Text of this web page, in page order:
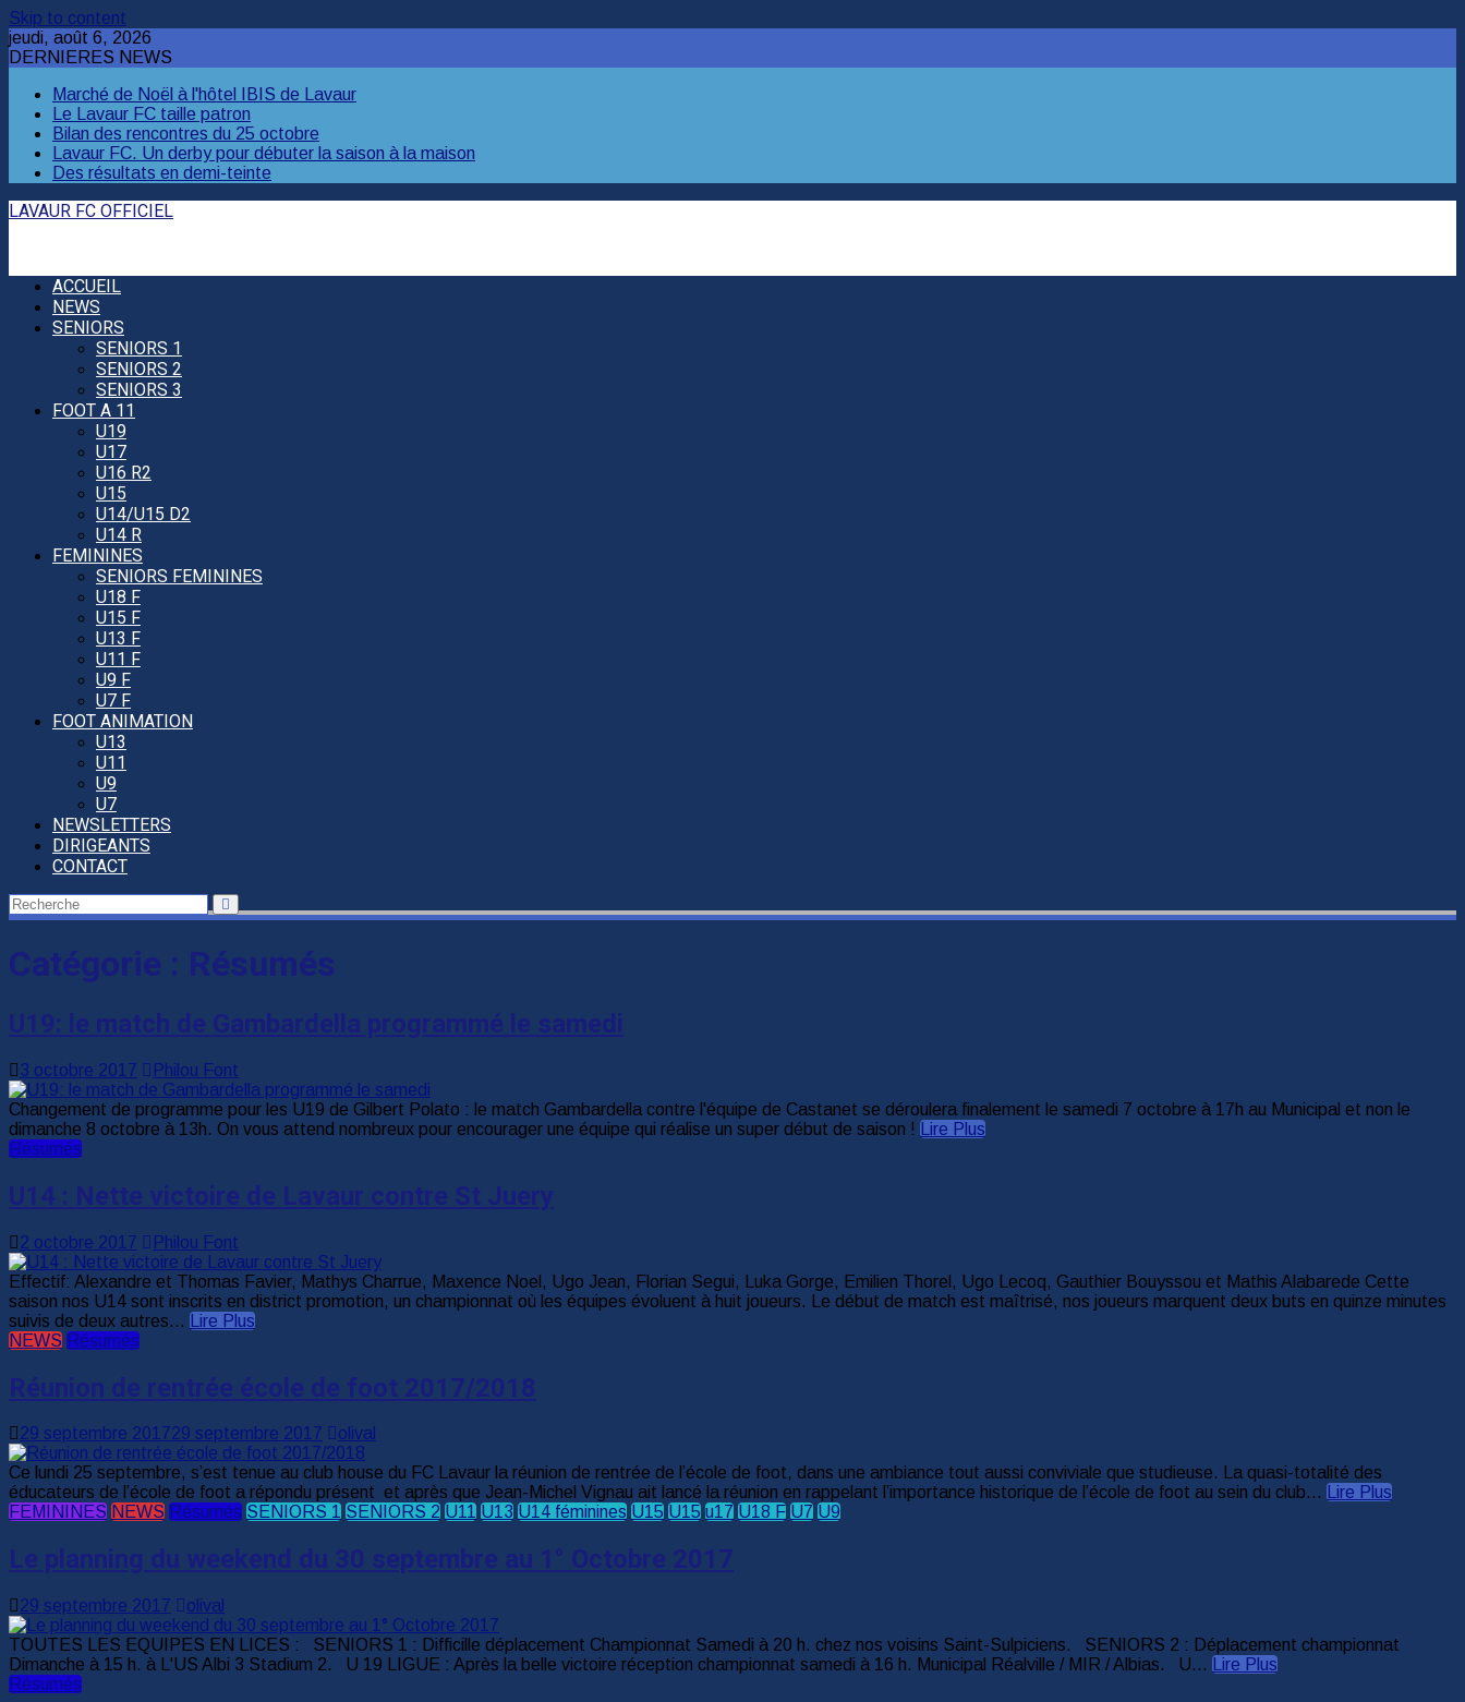
Skip to content
jeudi, août 6, 2026
DERNIERES NEWS
Marché de Noël à l'hôtel IBIS de Lavaur
Le Lavaur FC taille patron
Bilan des rencontres du 25 octobre
Lavaur FC. Un derby pour débuter la saison à la maison
Des résultats en demi-teinte
LAVAUR FC OFFICIEL
ACCUEIL
NEWS
SENIORS
SENIORS 1
SENIORS 2
SENIORS 3
FOOT A 11
U19
U17
U16 R2
U15
U14/U15 D2
U14 R
FEMININES
SENIORS FEMININES
U18 F
U15 F
U13 F
U11 F
U9 F
U7 F
FOOT ANIMATION
U13
U11
U9
U7
NEWSLETTERS
DIRIGEANTS
CONTACT
Catégorie : Résumés
U19: le match de Gambardella programmé le samedi
3 octobre 2017 Philou Font
Changement de programme pour les U19 de Gilbert Polato : le match Gambardella contre l'équipe de Castanet se déroulera finalement le samedi 7 octobre à 17h au Municipal et non le
dimanche 8 octobre à 13h. On vous attend nombreux pour encourager une équipe qui réalise un super début de saison !
Lire Plus
Résumés
U14 : Nette victoire de Lavaur contre St Juery
2 octobre 2017 Philou Font
Effectif: Alexandre et Thomas Favier, Mathys Charrue, Maxence Noel, Ugo Jean, Florian Segui, Luka Gorge, Emilien Thorel, Ugo Lecoq, Gauthier Bouyssou et Mathis Alabarede Cette
saison nos U14 sont inscrits en district promotion, un championnat où les équipes évoluent à huit joueurs. Le début de match est maîtrisé, nos joueurs marquent deux buts en quinze minutes
suivis de deux autres...
Lire Plus
NEWS Résumés
Réunion de rentrée école de foot 2017/2018
29 septembre 201729 septembre 2017 olival
Ce lundi 25 septembre, s’est tenue au club house du FC Lavaur la réunion de rentrée de l’école de foot, dans une ambiance tout aussi conviviale que studieuse. La quasi-totalité des
éducateurs de l’école de foot a répondu présent et après que Jean-Michel Vignau ait lancé la réunion en rappelant l’importance historique de l’école de foot au sein du club... Lire Plus
FEMININES NEWS Résumés SENIORS 1 SENIORS 2 U11 U13 U14 féminines U15 U15 u17 U18 F U7 U9
Le planning du weekend du 30 septembre au 1° Octobre 2017
29 septembre 2017 olival
TOUTES LES EQUIPES EN LICES : SENIORS 1 : Difficille déplacement Championnat Samedi à 20 h. chez nos voisins Saint-Sulpiciens. SENIORS 2 : Déplacement championnat
Dimanche à 15 h. à L'US Albi 3 Stadium 2. U 19 LIGUE : Après la belle victoire réception championnat samedi à 16 h. Municipal Réalville / MIR / Albias. U...
Lire Plus
Résumés